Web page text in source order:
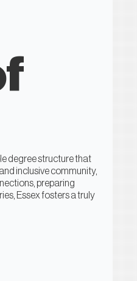
degree structure that
inclusive community,
preparing
Essex fosters a truly